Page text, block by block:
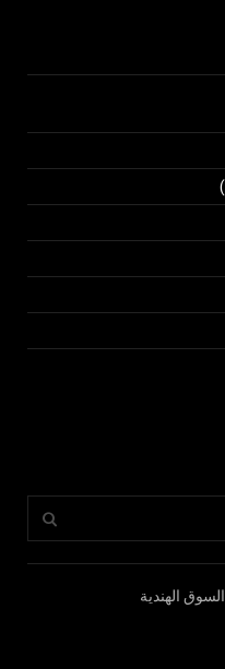
الهندية